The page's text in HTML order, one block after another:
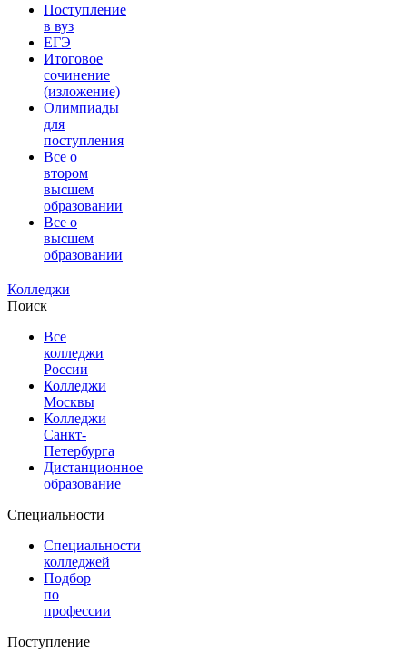
Поступление
в вуз
ЕГЭ
Итоговое
сочинение
(изложение)
Олимпиады
для
поступления
Все о
втором
высшем
образовании
Все о
высшем
образовании
Колледжи
Поиск
Все
колледжи
России
Колледжи
Москвы
Колледжи
Санкт-
Петербурга
Дистанционное
образование
Специальности
Специальности
колледжей
Подбор
по
профессии
Поступление